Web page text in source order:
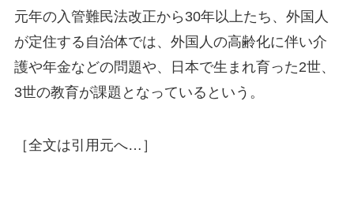
元年の入管難民法改正から30年以上たち、外国人
が定住する自治体では、外国人の高齢化に伴い介
護や年金などの問題や、日本で生まれ育った2世、
3世の教育が課題となっているという。
［全文は引用元へ…］